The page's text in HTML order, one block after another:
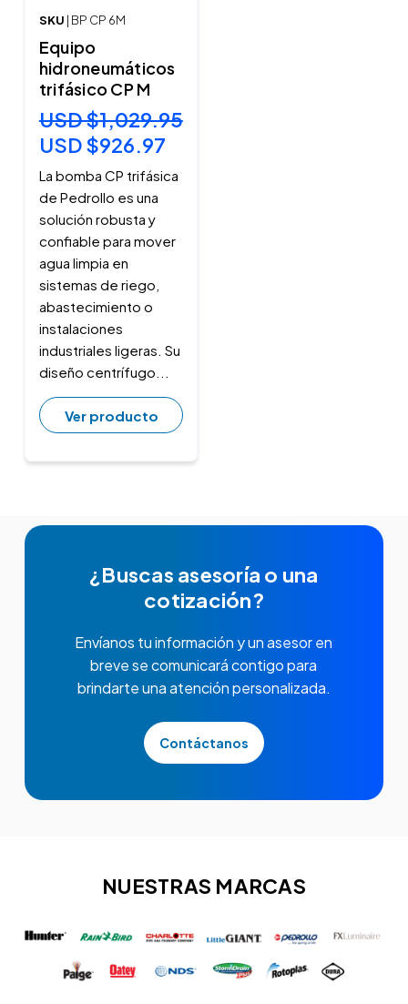
SKU | BP CP 6M
Equipo
hidroneumáticos
trifásico CP M
USD $1,029.95
USD $926.97
La bomba CP trifásica
de Pedrollo es una
solución robusta y
confiable para mover
agua limpia en
sistemas de riego,
abastecimiento o
instalaciones
industriales ligeras. Su
diseño centrífugo...
Ver producto
¿Buscas asesoría o una
cotización?
Envíanos tu información y un asesor en
breve se comunicará contigo para
brindarte una atención personalizada.
Contáctanos
NUESTRAS MARCAS